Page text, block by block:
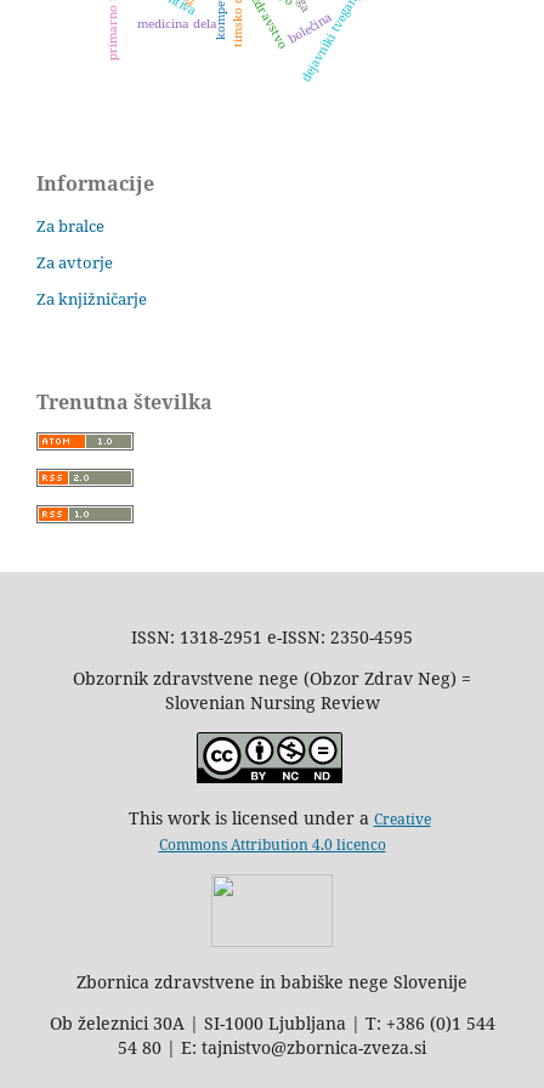
zdravstvodejavniki tveganja
medicina dela bolečina
Informacije
Za bralce
Za avtorje
Za knjižničarje
Trenutna številka
ISSN: 1318-2951 e-ISSN: 2350-4595
Obzornik zdravstvene nege (Obzor Zdrav Neg) =
Slovenian Nursing Review
This work is licensed under a Creative
Commons Attribution 4.0 licenco
Zbornica zdravstvene in babiške nege Slovenije
Ob železnici 30A | SI-1000 Ljubljana | T: +386 (0)1 544
54 80 | E: tajnistvo@zbornica-zveza.si